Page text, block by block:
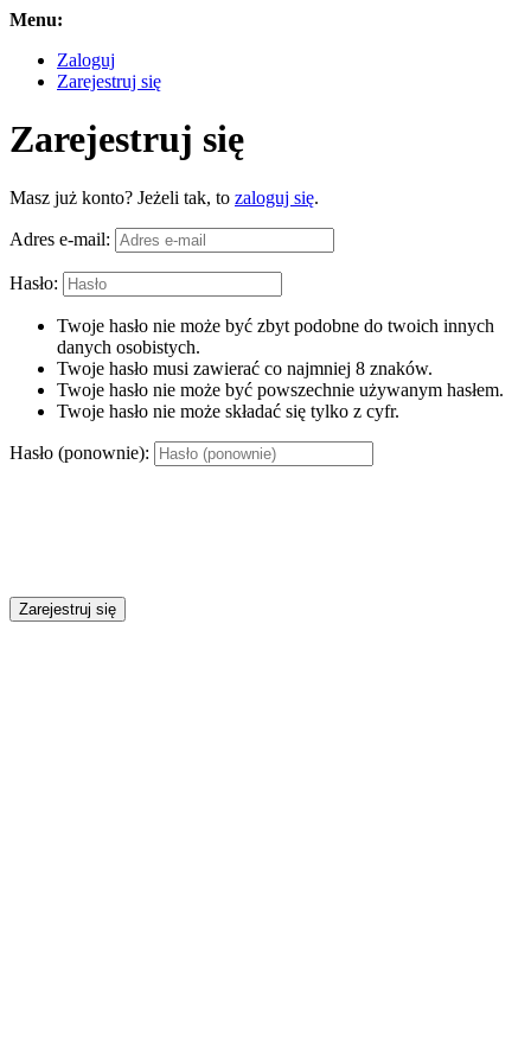
Menu:
Zaloguj
Zarejestruj się
Zarejestruj się
Masz już konto? Jeżeli tak, to zaloguj się.
Adres e-mail:
Hasło:
Twoje hasło nie może być zbyt podobne do twoich innych
danych osobistych.
Twoje hasło musi zawierać co najmniej 8 znaków.
Twoje hasło nie może być powszechnie używanym hasłem.
Twoje hasło nie może składać się tylko z cyfr.
Hasło (ponownie):
Zarejestruj się